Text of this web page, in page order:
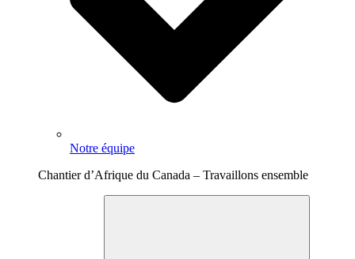
Notre équipe
Chantier d’Afrique du Canada – Travaillons ensemble